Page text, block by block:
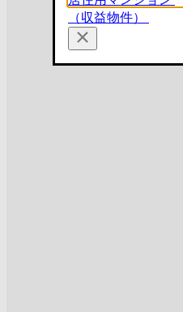
（収益物件）